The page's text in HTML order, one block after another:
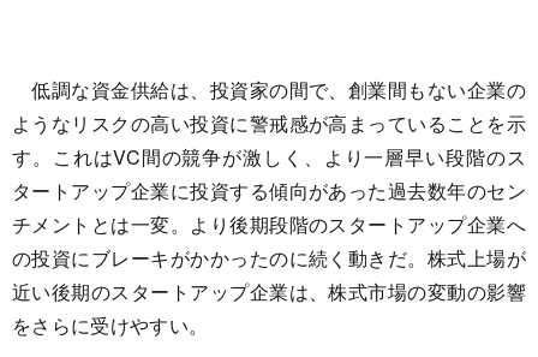
低調な資金供給は、投資家の間で、創業間もない企業の
ようなリスクの高い投資に警戒感が高まっていることを示
す。これはVC間の競争が激しく、より一層早い段階のス
タートアップ企業に投資する傾向があった過去数年のセン
チメントとは一変。より後期段階のスタートアップ企業へ
の投資にブレーキがかかったのに続く動きだ。株式上場が
近い後期のスタートアップ企業は、株式市場の変動の影響
をさらに受けやすい。